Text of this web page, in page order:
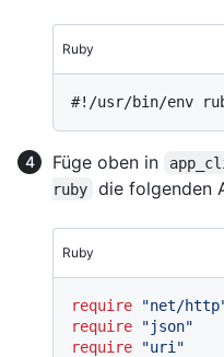
Ruby
#!/usr/bin/env
Füge oben in
ruby
die folgenden
Ruby
require
"net/
require
"json"
require
"uri"